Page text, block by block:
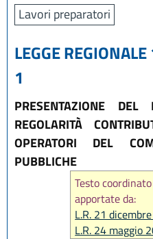
Lavori preparatori
LEGGE
1
PRESENTAZIONE
REGOLARITÀ
OPERATORI DEL
PUBBLICHE
Testo
apportate da:
L.R. 21
L.R. 24 maggio